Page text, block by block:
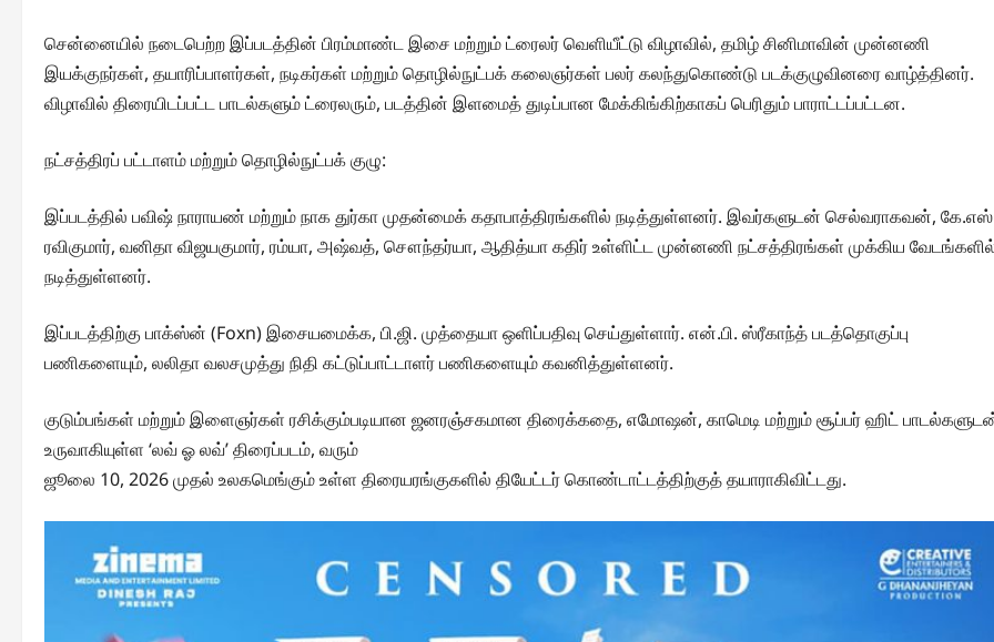
சென்னையில் நடைபெற்ற இப்படத்தின் பிரம்மாண்ட இசை மற்றும் ட்ரைலர் வெளியீட்டு விழாவில், தமிழ் சினிமாவின் முன்னணி
இயக்குநர்கள், தயாரிப்பாளர்கள், நடிகர்கள் மற்றும் தொழில்நுட்பக் கலைஞர்கள் பலர் கலந்துகொண்டு படக்குழுவினரை வாழ்த்தினர்.
விழாவில் திரையிடப்பட்ட பாடல்களும் ட்ரைலரும், படத்தின் இளமைத் துடிப்பான மேக்கிங்கிற்காகப் பெரிதும் பாராட்டப்பட்டன.
நட்சத்திரப் பட்டாளம் மற்றும் தொழில்நுட்பக் குழு:
இப்படத்தில் பவிஷ் நாராயண் மற்றும் நாக துர்கா முதன்மைக் கதாபாத்திரங்களில் நடித்துள்ளனர். இவர்களுடன் செல்வராகவன்,
ரவிகுமார், வனிதா விஜயகுமார், ரம்யா, அஷ்வத், சௌந்தர்யா, ஆதித்யா கதிர் உள்ளிட்ட முன்னணி நட்சத்திரங்கள் முக்கிய
நடித்துள்ளனர்.
இப்படத்திற்கு பாக்ஸ்ன் (Foxn) இசையமைக்க, பி.ஜி. முத்தையா ஒளிப்பதிவு செய்துள்ளார். என்.பி. ஸ்ரீகாந்த் படத்தொகுப்பு
பணிகளையும், லலிதா வலசமுத்து நிதி கட்டுப்பாட்டாளர் பணிகளையும் கவனித்துள்ளனர்.
குடும்பங்கள் மற்றும் இளைஞர்கள் ரசிக்கும்படியான ஜனரஞ்சகமான திரைக்கதை, எமோஷன், காமெடி மற்றும் சூப்பர் ஹிட்
உருவாகியுள்ள ‘லவ் ஓ லவ்’ திரைப்படம், வரும்
ஜூலை 10, 2026 முதல் உலகமெங்கும் உள்ள திரையரங்குகளில் தியேட்டர் கொண்டாட்டத்திற்குத் தயாராகிவிட்டது.